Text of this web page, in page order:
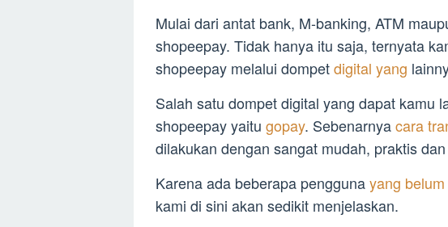
Mulai dari antat bank, M-banking, ATM
shopeepay. Tidak hanya itu saja, ternyata
shopeepay melalui dompetdigital yang
Salah satu dompet digital yang dapat kamu
shopeepay yaitu gopay. Sebenarnyacara
dilakukan dengan sangat mudah, praktis
Karena ada beberapa penggunayang belum
kami di sini akan sedikit menjelaskan.